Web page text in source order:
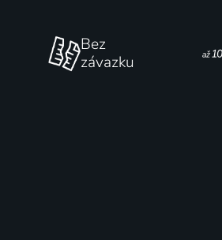
Bez
závazku